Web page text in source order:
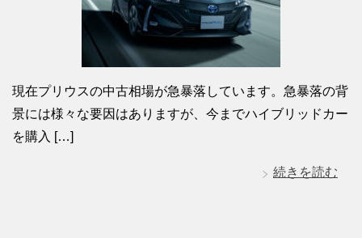
現在プリウスの中古相場が急暴落しています。急暴落の背
景には様々な要因はありますが、今までハイブリッドカー
を購入 […]
続きを読む